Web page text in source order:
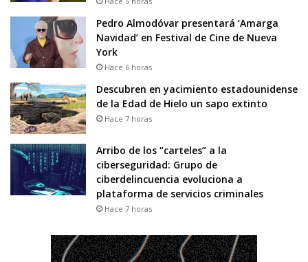
Pedro Almodóvar presentará ‘Amarga
Navidad’ en Festival de Cine de Nueva
York
Hace 6 horas
Descubren en yacimiento estadounidense
de la Edad de Hielo un sapo extinto
Hace 7 horas
Arribo de los “carteles” a la
ciberseguridad: Grupo de
ciberdelincuencia evoluciona a
plataforma de servicios criminales
Hace 7 horas